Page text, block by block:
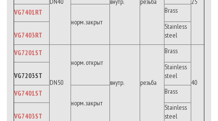
VG7401RT
норм. закрыт
Brass
VG7403RT
Stainless
steel
VG7201ST
DN50
норм. открыт
внутр. резьба
Brass
40
VG7203ST
Stainless
steel
VG7401ST
норм. закрыт
Brass
VG7403ST
Stainless
steel